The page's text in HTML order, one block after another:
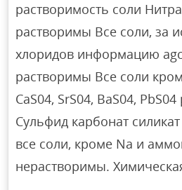
растворимость соли
растворимы Все соли, за
хлоридов информацию
растворимы Все соли
CaS04, SrS04, BaS04,
Сульфид карбонат
все соли, кроме Na и
нерастворимы.